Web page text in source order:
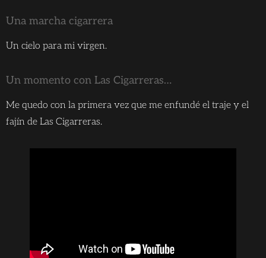
Una marcha cigarrera
Un cielo para mi virgen.
Un momento con Las Cigarreras…
Me quedo con la primera vez que me enfundé el traje y el
fajín de Las Cigarreras.